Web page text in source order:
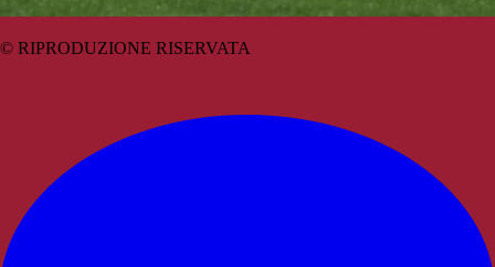
© RIPRODUZIONE RISERVATA